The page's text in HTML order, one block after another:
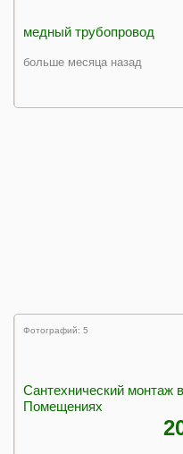
медный трубопровод
больше месяца назад
Фотографий: 5
Сантехнический монтаж
Помещениях